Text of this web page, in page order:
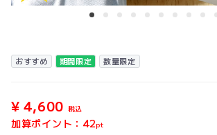
おすすめ 期間限定 数量限定
¥ 4,600 税込
加算ポイント： 42pt